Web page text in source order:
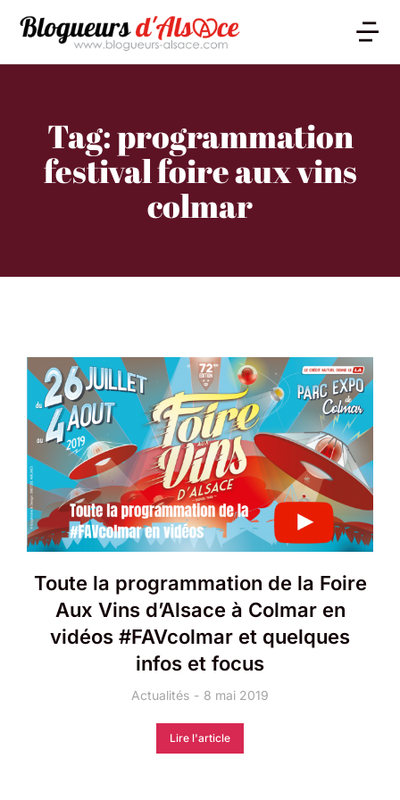
Tag: programmation
festival foire aux vins
colmar
Toute la programmation de la Foire
Aux Vins d’Alsace à Colmar en
vidéos #FAVcolmar et quelques
infos et focus
Actualités 8 mai 2019
Lire l'article